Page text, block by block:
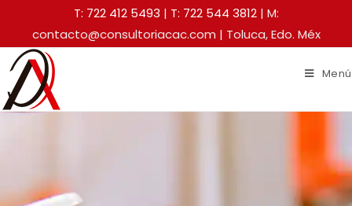
T: 722 412 5493 | T: 722 544 3812| M:
contacto@consultoriacac.com | Toluca, Edo. Méx
Menú